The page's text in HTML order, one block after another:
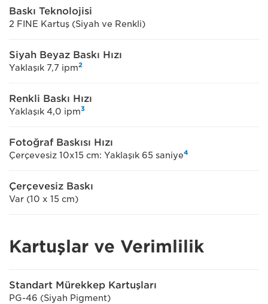
Baskı Teknolojisi
2 FINE Kartuş (Siyah ve Renkli)
Siyah Beyaz Baskı Hızı
Yaklaşık 7,7 ipm2
Renkli Baskı Hızı
Yaklaşık 4,0 ipm3
Fotoğraf Baskısı Hızı
Çerçevesiz 10x15 cm: Yaklaşık 65 saniye4
Çerçevesiz Baskı
Var (10 x 15 cm)
Kartuşlar ve Verimlilik
Standart Mürekkep Kartuşları
PG-46 (Siyah Pigment)